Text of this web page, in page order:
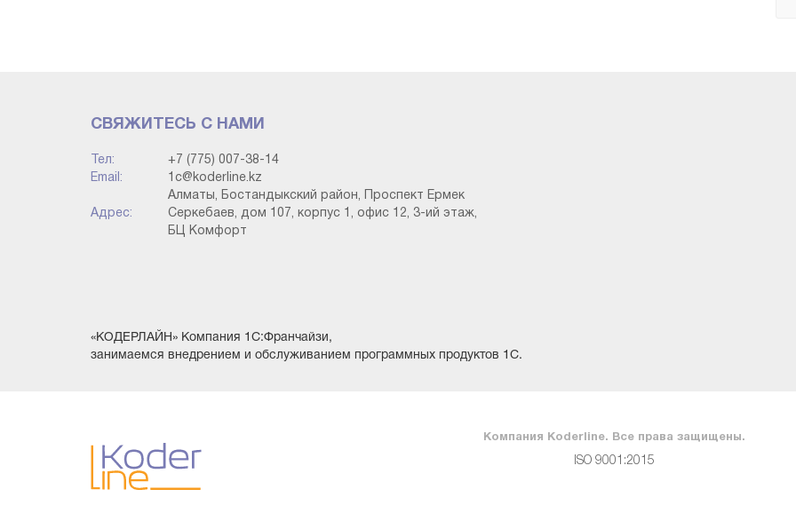
СВЯЖИТЕСЬ С НАМИ
Тел:
+7 (775) 007-38-14
Email:
1c@koderline.kz
Адрес:
Алматы, Бостандыкский район, Проспект Ермек
Серкебаев, дом 107, корпус 1, офис 12, 3-ий этаж,
БЦ Комфорт
«КОДЕРЛАЙН» Компания 1С:Франчайзи,
занимаемся внедрением и обслуживанием программных продуктов 1С.
Компания Koderline. Все права защищены.
ISO 9001:2015